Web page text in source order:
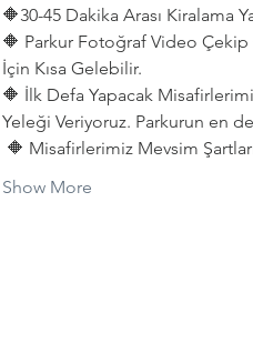
🔶30-45 Dakika Arası Kiralama
🔶 Parkur Fotoğraf Video Çekip
İçin Kısa Gelebilir.
🔶 İlk Defa Yapacak
Yeleği Veriyoruz. Parkurun en
🔶 Misafirlerimiz Mevsim
Show More